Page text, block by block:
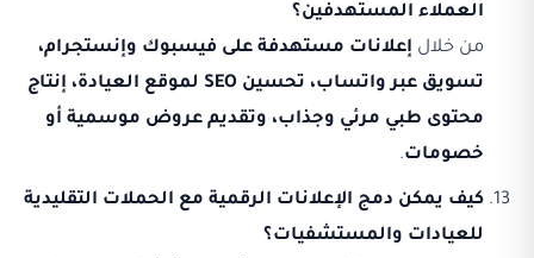
العملاء المستهدفين؟
من خلالإعلانات مستهدفة على فيسبوك وإنستجرام،
تسويق عبر واتساب، تحسين SEO لموقع العيادة، إنتاج
محتوى طبي مرئي وجذاب، وتقديم عروض موسمية أو
خصومات.
كيف يمكن دمج الإعلانات الرقمية مع الحملات التقليدية
للعيادات والمستشفيات؟